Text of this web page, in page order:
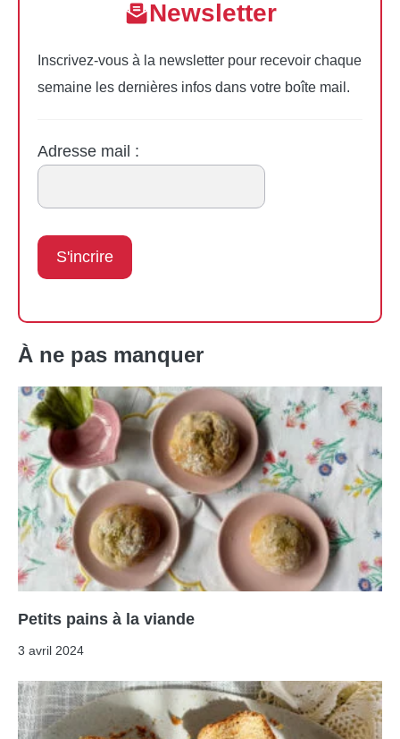
Newsletter
Inscrivez-vous à la newsletter pour recevoir chaque
semaine les dernières infos dans votre boîte mail.
Adresse mail :
À ne pas manquer
Petits pains à la viande
3 avril 2024